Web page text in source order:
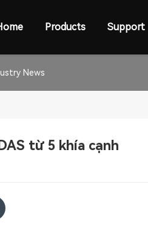
Products Support
News
từ 5 khía cạnh